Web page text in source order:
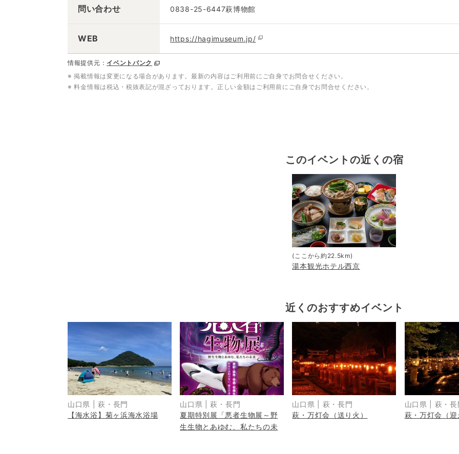
問い合わせ 0838-25-6447萩博物館
WEB https://hagimuseum.jp/
情報提供元： イベントバンク
※ 掲載情報は変更になる場合があります。最新の内容はご利用前にご自身でお問合せください。
※ 料金情報は税込・税抜表記が混ざっております。正しい金額はご利用前にご自身でお問合せください。
このイベントの近くの宿
(ここから約22.5km)
湯本観光ホテル西京
近くのおすすめイベント
山口県 |萩・長門
【海水浴】菊ヶ浜海水浴場
山口県 |萩・長門
夏期特別展「悪者生物展～野
生生物とあゆむ、私たちの未
山口県
萩・長門
萩・万灯会（送り火）
山口県
萩・長
萩・万灯会（